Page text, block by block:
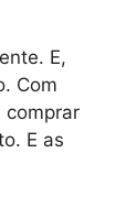
E,
Com
comprar
E as